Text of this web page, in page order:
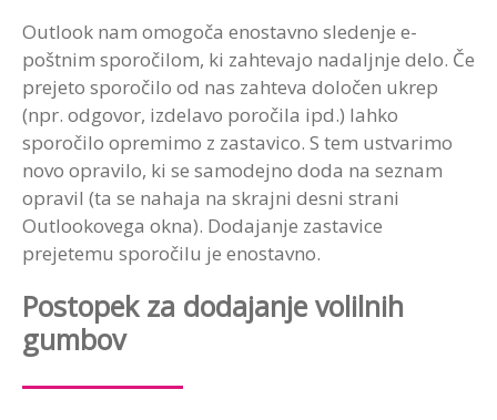
Outlook nam omogoča enostavno sledenje e-
poštnim sporočilom, ki zahtevajo nadaljnje delo. Če
prejeto sporočilo od nas zahteva določen ukrep
(npr. odgovor, izdelavo poročila ipd.) lahko
sporočilo opremimo z zastavico. S tem ustvarimo
novo opravilo, ki se samodejno doda na seznam
opravil (ta se nahaja na skrajni desni strani
Outlookovega okna). Dodajanje zastavice
prejetemu sporočilu je enostavno.
Postopek za dodajanje volilnih
gumbov